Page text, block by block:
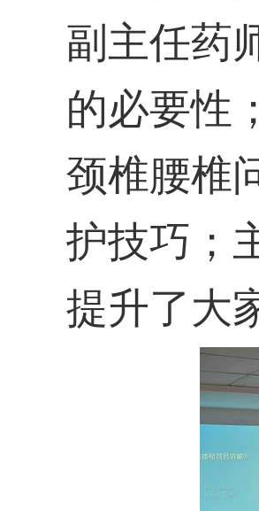
副主任药
的必要性 ；
颈椎腰椎
护技巧 ；
提升了大